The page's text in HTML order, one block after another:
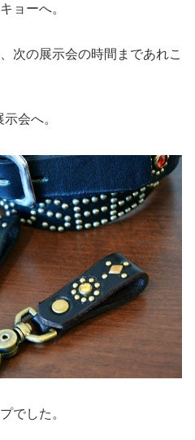
ョーへ。
次の展示会の時間まであれこ
示会へ。
でした。